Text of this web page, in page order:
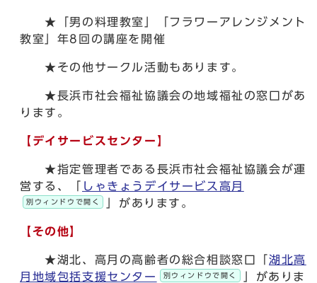
★「男の料理教室」「フラワーアレンジメント
教室」年8回の講座を開催
★その他サークル活動もあります。
★長浜市社会福祉協議会の地域福祉の窓口があ
ります。
【デイサービスセンター】
★指定管理者である長浜市社会福祉協議会が運
営する、「
しゃきょうデイサービス高月
別ウィンドウで開く 」があります。
【その他】
★湖北、高月の高齢者の総合相談窓口「 湖北高
月地域包括支援センター
別ウィンドウで開く
」がありま